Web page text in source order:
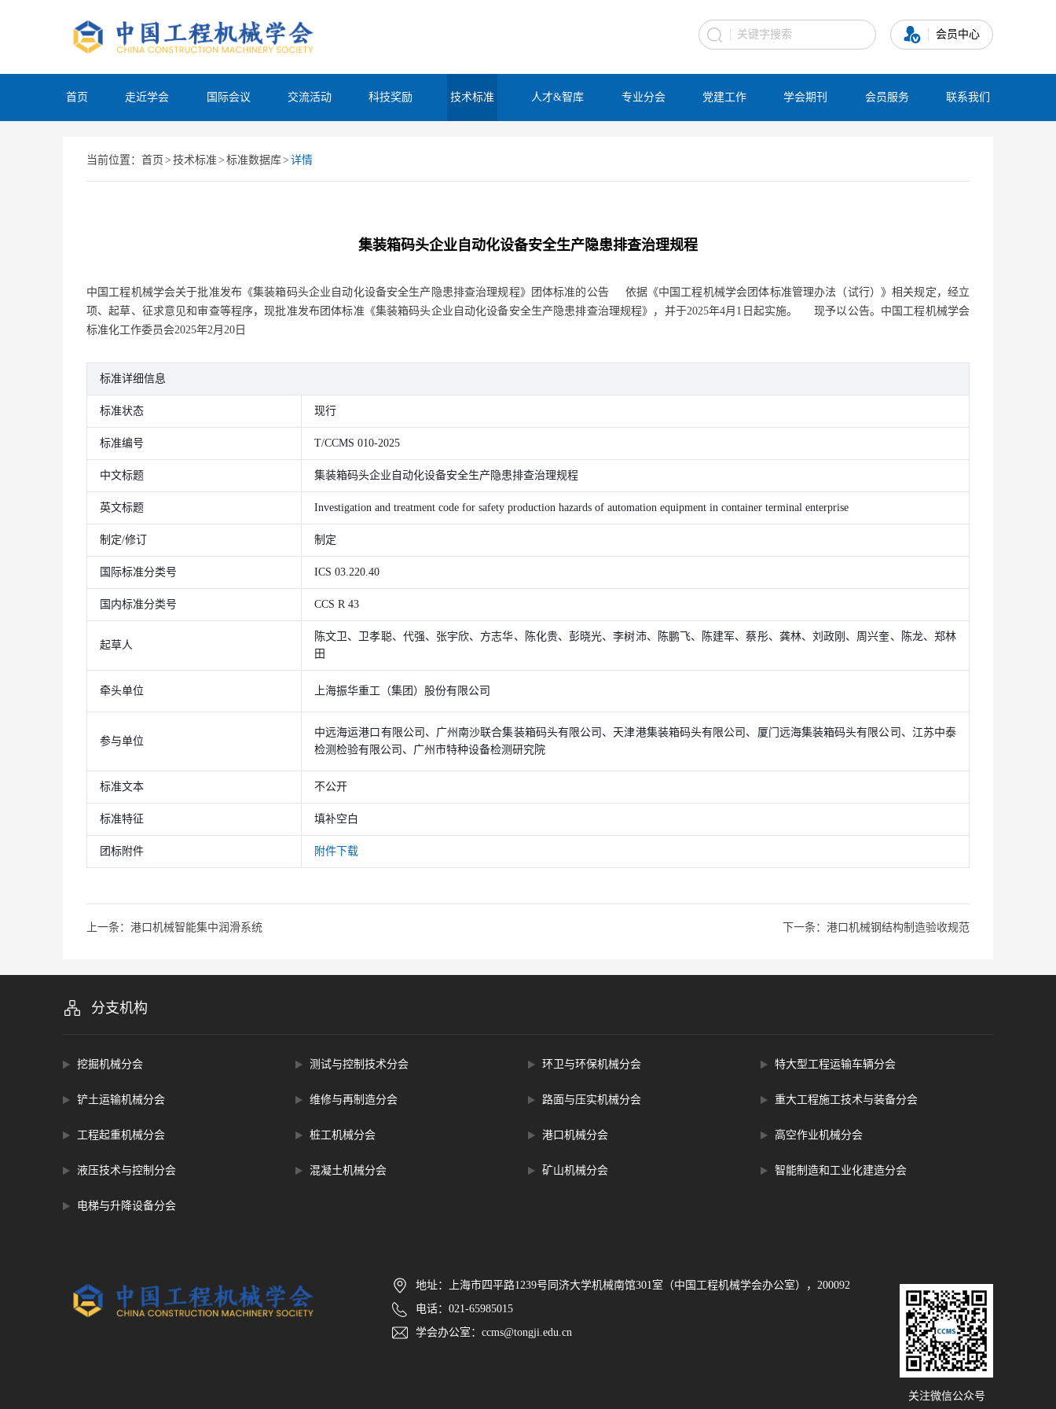
会员中心
首页 走近学会 国际会议 交流活动 科技奖励 技术标准 人才&智库 专业分会 党建工作 学会期刊 会员服务 联系我们
当前位置： 首页 > 技术标准 > 标准数据库> 详情
集装箱码头企业自动化设备安全生产隐患排查治理规程
中国工程机械学会关于批准发布《集装箱码头企业自动化设备安全生产隐患排查治理规程》团体标准的公告 依据《中国工程机械学会团体标准管理办法（试行）》相关规定，经立
项、起草、征求意见和审查等程序，现批准发布团体标准《集装箱码头企业自动化设备安全生产隐患排查治理规程》，并于2025年4月1日起实施。 现予以公告。中国工程机械学会
标准化工作委员会2025年2月20日
标准详细信息
标准状态 现行
标准编号 T/CCMS 010-2025
中文标题 集装箱码头企业自动化设备安全生产隐患排查治理规程
英文标题 Investigation and treatment code for safety production hazards of automation equipment in container terminal enterprise
制定/修订 制定
国际标准分类号 ICS 03.220.40
国内标准分类号 CCS R 43
起草人
陈文卫、卫孝聪、代强、张宇欣、方志华、陈化贵、彭晓光、李树沛、陈鹏飞、陈建军、蔡彤、龚林、刘政刚、周兴奎、陈龙、郑林
田
牵头单位 上海振华重工（集团）股份有限公司
参与单位
中远海运港口有限公司、广州南沙联合集装箱码头有限公司、天津港集装箱码头有限公司、厦门远海集装箱码头有限公司、江苏中泰
检测检验有限公司、广州市特种设备检测研究院
标准文本 不公开
标准特征 填补空白
团标附件 附件下载
上一条：港口机械智能集中润滑系统 下一条：港口机械钢结构制造验收规范
分支机构
挖掘机械分会
铲土运输机械分会
工程起重机械分会
液压技术与控制分会
测试与控制技术分会
维修与再制造分会
桩工机械分会
混凝土机械分会
环卫与环保机械分会
路面与压实机械分会
港口机械分会
矿山机械分会
特大型工程运输车辆分会
重大工程施工技术与装备分会
高空作业机械分会
智能制造和工业化建造分会
电梯与升降设备分会
地址：上海市四平路1239号同济大学机械南馆301室（中国工程机械学会办公室），200092
电话：021-65985015
学会办公室：ccms@tongji.edu.cn
关注微信公众号